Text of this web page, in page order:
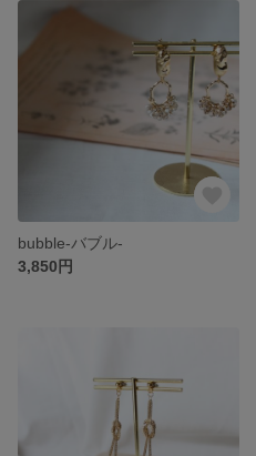
bubble-バブル-
3,850円